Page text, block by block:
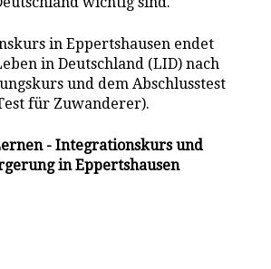
in Eppertshausen endet
in Deutschland (LID) nach
und dem Abschlusstest
für Zuwanderer).
- Integrationskurs und
in Eppertshausen